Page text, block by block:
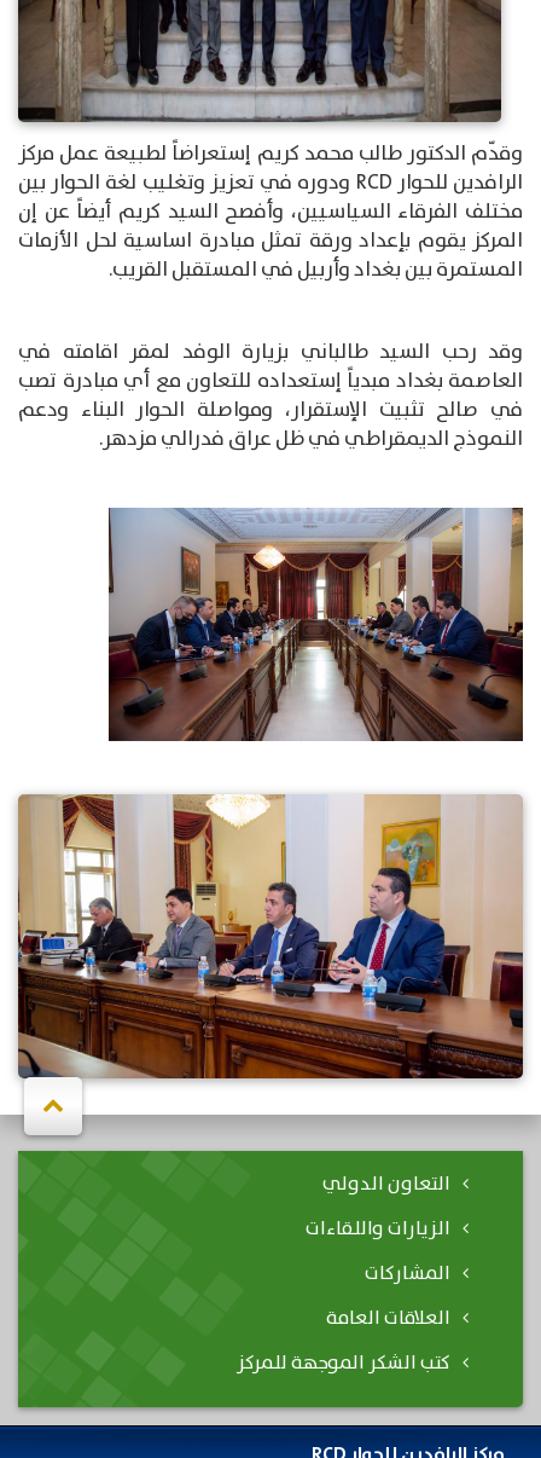
وقدّم الدكتور طالب محمد كريم إستعراضاً لطبيعة عمل مركز
الرافدين للحوارRCD ودوره في تعزيز وتغليب لغة الحوار بين
مختلف الفرقاء السياسيين، وأفصح السيد كريم أيضاً عن إن
المركز يقوم بإعداد ورقة تمثل مبادرة اساسية لحل الأزمات
المستمرة بين بغداد وأربيل في المستقبل القريب.
وقد رحب السيد طالباني بزيارة الوفد لمقر اقامته في
العاصمة بغداد مبدياً إستعداده للتعاون مع أي مبادرة تصب
في صالح تثبيت الإستقرار، ومواصلة الحوار البناء ودعم
النموذج الديمقراطي في ظل عراق فدرالي مزدهر.
التعاون الدولي
الزيارات واللقاءات
المشاركات
العلاقات العامة
كتب الشكر الموجهة للمركز